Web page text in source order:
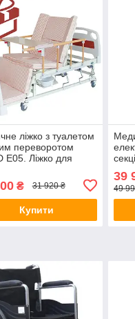
ліжко з туалетом
переворотом
Е05. Ліжко для
₴ 31 920 ₴
Купити
39
49